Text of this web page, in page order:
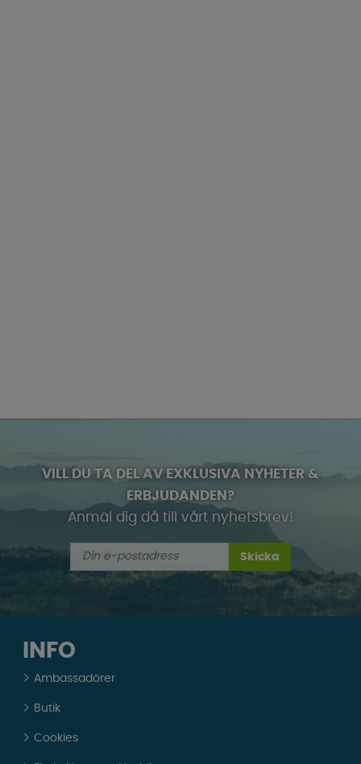
VILL DU TA DEL AV EXKLUSIVA NYHETER &
ERBJUDANDEN?
Anmäl dig då till vårt nyhetsbrev!
Skicka
INFO
Ambassadörer
Butik
Cookies